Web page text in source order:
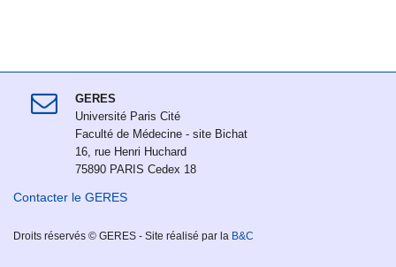
GERES
Université Paris Cité
Faculté de Médecine - site Bichat
16, rue Henri Huchard
75890 PARIS Cedex 18
Contacter le GERES
Droits réservés © GERES - Site réalisé par la B&C